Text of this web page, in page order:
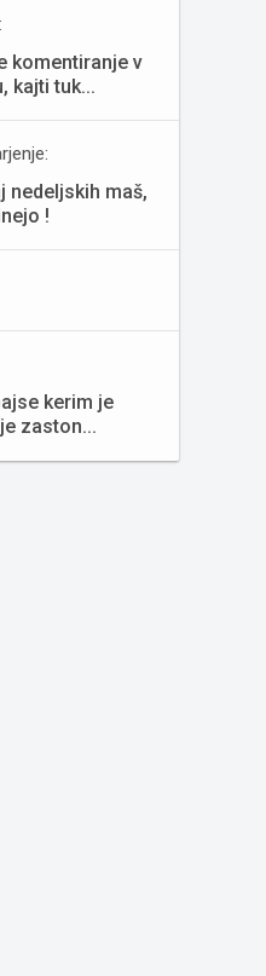
komentiranje v
kajti tuk...
nedeljskih maš,
!
kerim je
zaston...